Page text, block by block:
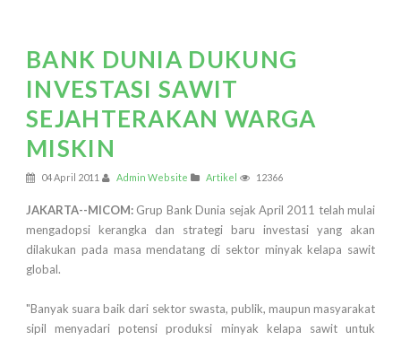
BANK DUNIA DUKUNG
INVESTASI SAWIT
SEJAHTERAKAN WARGA
MISKIN
04 April 2011 Admin Website Artikel 12366
JAKARTA--MICOM: Grup Bank Dunia sejak April 2011 telah mulai
mengadopsi kerangka dan strategi baru investasi yang akan
dilakukan pada masa mendatang di sektor minyak kelapa sawit
global.
"Banyak suara baik dari sektor swasta, publik, maupun masyarakat
sipil menyadari potensi produksi minyak kelapa sawit untuk